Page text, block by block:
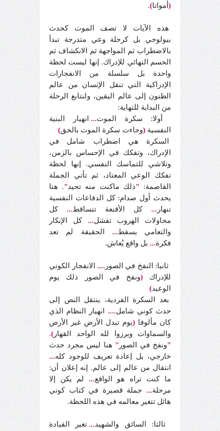
( أمواتا)
.
هذه الآيات لا تصف الموت كحدث
بيولوجي بل كرحلة وعي متدرجة تبدأ
بالاضطراب ثم المواجهة ثم الانكشاف ثم
الحسم النهائي للإدراك. إنها ليست لحظة
واحدة بل سلسلة من الانفجارات
الإدراكية التي تنقل الإنسان من عالم
الظنون إلى عالم اليقين، ولنتابع الرحلة
من البداية للنهاية:
أولا: سكرة الموت... انهيار البنية
النفسية (وجاءت سكرة الموت بالحق)
السكرة هي اضطراب شامل في
الإدراك، وتفكك في الإحساس بالزمن،
وتلاشي للتماسك النفسي. إنها لحظة
تفكك الوعي المعتاد، ثم تأتي الجملة
القاصمة: "ذلك ماكنت منه تحيد". هنا
يحدث أول صدام: كل الدفاعات النفسية
تنهار ... كل الأقنعة تتساقط... كل
محاولات الهروب تفشل... كل الإنكار
والتعامي يسقط... الحقيقة لم تعد
فكرة... بل واقع يُعاش.
ثانيا: النفخ في الصور .... الانفجار الكوني
للإدراك(ونفخ في الصور ذلك يوم
الوعيد)
بعد السكرة الفردية، ينتقل النص إلى
حدث كوني شامل.... انهيار النظام الذي
كان مألوفا (يوم تبدل الأرض غير الأرض
والسماوات وبرزوا لله الواحد القهار )
.
"ونفخ في الصور " هنا ليس مجرد حدث
خارجي، بل إعادة تعريف للوجود كله...
انتقال من عالم إلى عالم. إنه إعلان أن:
ما كنت تراه هو الواقع... لم يكن إلا
مرحلة... جملة قصيرة في كتاب كوني
هائل تتغير معالمه في هذه اللحظة.
ثالثا: السائق والشهيد...تغير القيادة